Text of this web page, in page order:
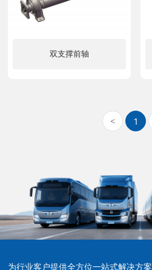
双支撑前轴
< 1
为行业客户提供全方位一站式解决方案